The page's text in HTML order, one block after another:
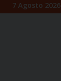
Skip7 Agosto 2026